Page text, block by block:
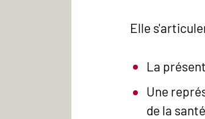
Elle
La
Une
de la